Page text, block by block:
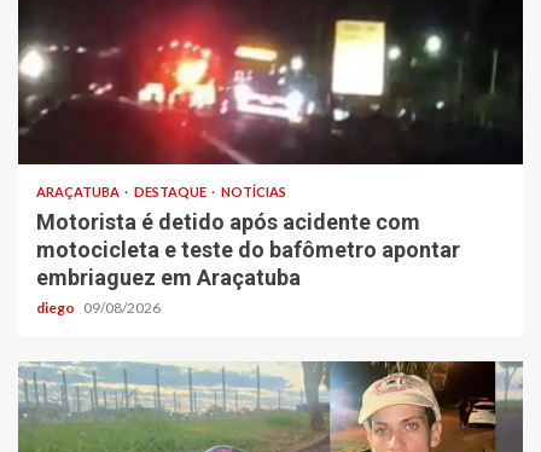
ARAÇATUBA DESTAQUE NOTÍCIAS
Motorista é detido após acidente com
motocicleta e teste do bafômetro apontar
embriaguez em Araçatuba
diego 09/08/2026